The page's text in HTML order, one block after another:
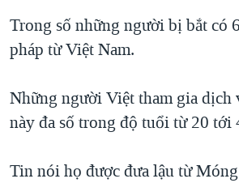
Trong số những người bị bắt có
pháp từ Việt Nam.
Những người Việt tham gia dịch
này đa số trong độ tuổi từ 20 tới
Tin nói họ được đưa lậu từ